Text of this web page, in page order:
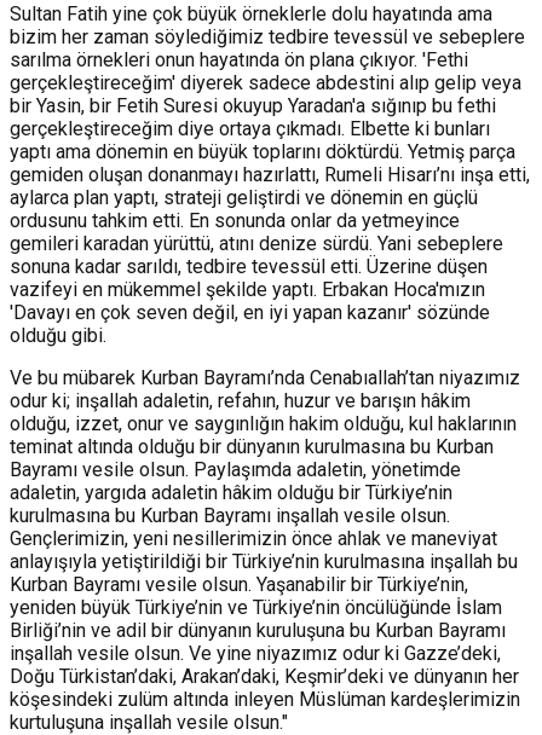
Sultan Fatih yine çok büyük örneklerle dolu hayatında ama
bizim her zaman söylediğimiz tedbire tevessül ve sebeplere
sarılma örnekleri onun hayatında ön plana çıkıyor. 'Fethi
gerçekleştireceğim' diyerek sadece abdestini alıp gelip veya
bir Yasin, bir Fetih Suresi okuyup Yaradan'a sığınıp bu fethi
gerçekleştireceğim diye ortaya çıkmadı. Elbette ki bunları
yaptı ama dönemin en büyük toplarını döktürdü. Yetmiş parça
gemiden oluşan donanmayı hazırlattı, Rumeli Hisarı’nı inşa etti,
aylarca plan yaptı, strateji geliştirdi ve dönemin en güçlü
ordusunu tahkim etti. En sonunda onlar da yetmeyince
gemileri karadan yürüttü, atını denize sürdü. Yani sebeplere
sonuna kadar sarıldı, tedbire tevessül etti. Üzerine düşen
vazifeyi en mükemmel şekilde yaptı. Erbakan Hoca'mızın
'Davayı en çok seven değil, en iyi yapan kazanır' sözünde
olduğu gibi.
Ve bu mübarek Kurban Bayramı’nda Cenabıallah’tan niyazımız
odur ki; inşallah adaletin, refahın, huzur ve barışın hâkim
olduğu, izzet, onur ve saygınlığın hakim olduğu, kul haklarının
teminat altında olduğu bir dünyanın kurulmasına bu Kurban
Bayramı vesile olsun. Paylaşımda adaletin, yönetimde
adaletin, yargıda adaletin hâkim olduğu bir Türkiye’nin
kurulmasına bu Kurban Bayramı inşallah vesile olsun.
Gençlerimizin, yeni nesillerimizin önce ahlak ve maneviyat
anlayışıyla yetiştirildiği bir Türkiye’nin kurulmasına inşallah bu
Kurban Bayramı vesile olsun. Yaşanabilir bir Türkiye’nin,
yeniden büyük Türkiye’nin ve Türkiye’nin öncülüğünde İslam
Birliği’nin ve adil bir dünyanın kuruluşuna bu Kurban Bayramı
inşallah vesile olsun. Ve yine niyazımız odur ki Gazze’deki,
Doğu Türkistan’daki, Arakan’daki, Keşmir’deki ve dünyanın her
köşesindeki zulüm altında inleyen Müslüman kardeşlerimizin
kurtuluşuna inşallah vesile olsun."